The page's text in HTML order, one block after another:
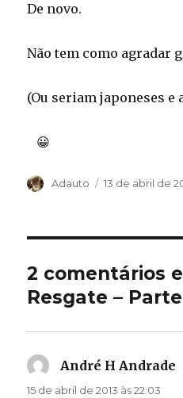
De novo.
Não tem como agradar
(Ou seriam japoneses e
😀
Autor
Adauto
Publicado
13 de abril de
2 comentários
Resgate –
André H Andrade
15 de abril de 2013 às 22:03